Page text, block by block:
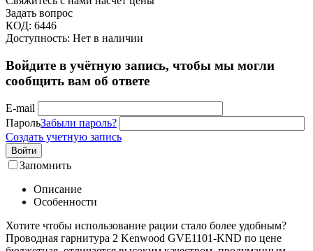
Задать вопрос
КОД: 6446
Доступность: Нет в наличии
Войдите в учётную запись, чтобы мы могли
сообщить вам об ответе
E-mail
ПарольЗабыли пароль?
Создать учетную запись
Войти
Запомнить
Описание
Особенности
Хотите чтобы использование рации стало более удобным?
Проводная гарнитура 2 Kenwood GVE1101-KND по цене